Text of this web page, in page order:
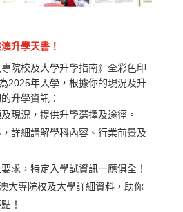
升學天書！
院校及大學升學指南》全彩色印
2025年入學，根據你的現況及升
升學資訊：
現況，提供升學選擇及途徑。
詳細講解學科內容、行業前景及
求，特定入學試資訊一應俱全！
大專院校及大學詳細資料，助你
！